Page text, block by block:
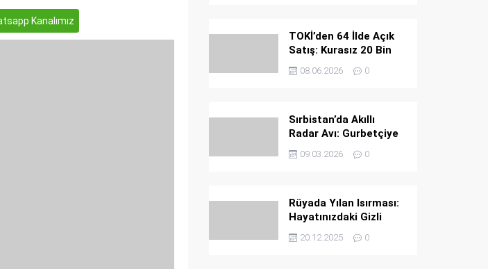
Kanalımız
TOKİ’den 64 İlde Açık
Satış: Kurasız 20 Bin
Konut Fırsatı
08.06.2026 0
Sırbistan’da Akıllı
Radar Avı: Gurbetçiye
Ağır Ceza
09.03.2026 0
Rüyada Yılan Isırması:
Hayatınızdaki Gizli
Tehlikeler ve Büyük
Uyarılar
20.12.2025 0